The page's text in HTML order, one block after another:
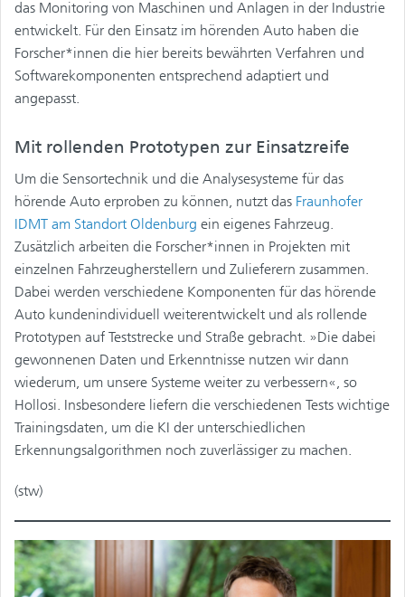
das Monitoring von Maschinen und Anlagen in der Industrie
entwickelt. Für den Einsatz im hörenden Auto haben die
Forscher*innen die hier bereits bewährten Verfahren und
Softwarekomponenten entsprechend adaptiert und
angepasst.
Mit rollenden Prototypen zur Einsatzreife
Um die Sensortechnik und die Analysesysteme für das
hörende Auto erproben zu können, nutzt das Fraunhofer
IDMT am Standort Oldenburg ein eigenes Fahrzeug.
Zusätzlich arbeiten die Forscher*innen in Projekten mit
einzelnen Fahrzeugherstellern und Zulieferern zusammen.
Dabei werden verschiedene Komponenten für das hörende
Auto kundenindividuell weiterentwickelt und als rollende
Prototypen auf Teststrecke und Straße gebracht. »Die dabei
gewonnenen Daten und Erkenntnisse nutzen wir dann
wiederum, um unsere Systeme weiter zu verbessern«, so
Hollosi. Insbesondere liefern die verschiedenen Tests wichtige
Trainingsdaten, um die KI der unterschiedlichen
Erkennungsalgorithmen noch zuverlässiger zu machen.
(stw)